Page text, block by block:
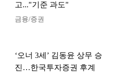
고..."기준 과도"
금융/증권
‘오너 3세’ 김동윤 상무 승
진…한국투자증권 후계